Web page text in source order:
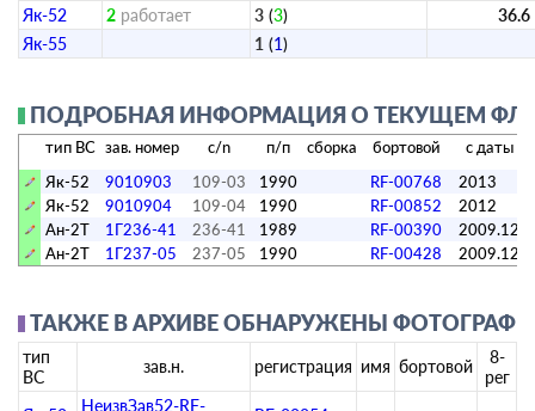
Як-52
2 работает 3 (3) 36.6
Як-55
1 (1)
ПОДРОБНАЯ ИНФОРМАЦИЯ О ТЕКУЩЕМ
тип ВС зав. номер c/n п/п сборка бортовой
с даты
Як-52
9010903 109-03 1990 RF-00768 2013
Як-52
9010904 109-04 1990 RF-00852 2012
Ан-2Т
1Г236-41 236-41 1989 RF-00390 2009.12
Ан-2Т
1Г237-05 237-05 1990 RF-00428 2009.12
ТАКЖЕ В АРХИВЕ ОБНАРУЖЕНЫ
тип
ВС
зав.н. регистрация имя бортовой
8-
рег
НеизвЗав52-RF-